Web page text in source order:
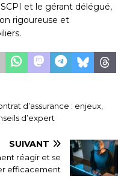
et le gérant délégué,
rigoureuse et
d’assurance : enjeux,
d’expert
SUIVANT
réagir et se
efficacement